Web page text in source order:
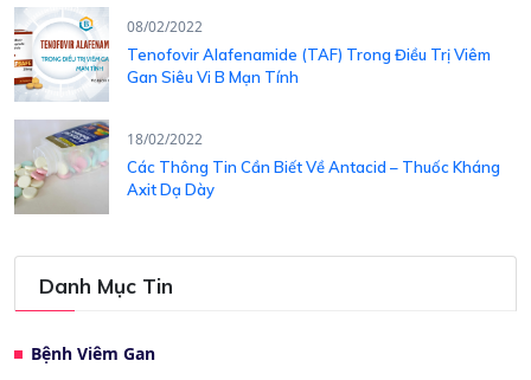
08/02/2022
Tenofovir Alafenamide (TAF) Trong Điều Trị Viêm
Gan Siêu Vi B Mạn Tính
18/02/2022
Các Thông Tin Cần Biết Về Antacid – Thuốc Kháng
Axit Dạ Dày
Danh Mục Tin
Bệnh Viêm Gan